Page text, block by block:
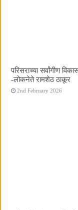
परिसराच्या सर्वांगीण
-लोकनेते रामशेठ ठाकूर
2nd February 2026